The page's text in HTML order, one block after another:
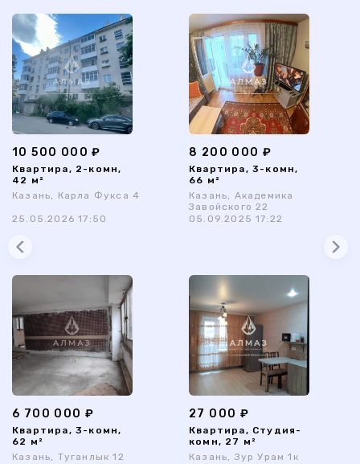
10 500 000 ₽
Квартира, 2-комн,
42 м²
Казань, Карла Фукса 4
25.05.2026 17:50
8 200 000 ₽
Квартира, 3-комн,
66 м²
Казань, Академика
Завойского 22
05.09.2025 17:22
6 700 000 ₽
Квартира, 3-комн,
62 м²
Казань, Туганлык 12
27 000 ₽
Квартира, Студия-
комн, 27 м²
Казань, Зур Урам 1к